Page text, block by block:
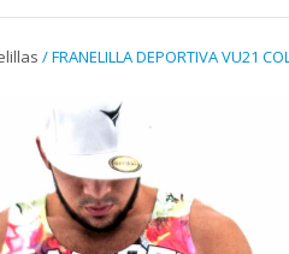
/ FRANELILLA DEPORTIVA VU21